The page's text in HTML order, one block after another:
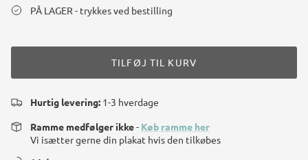
PÅ LAGER - trykkes ved bestilling
TILFØJ TIL KURV
Hurtig levering: 1-3 hverdage
Ramme medfølger ikke- Køb ramme her
Vi isætter gerne din plakat hvis den tilkøbes